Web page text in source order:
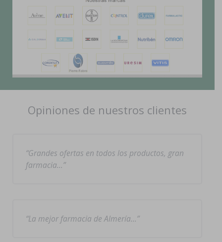
Opiniones de nuestros clientes
Grandes ofertas en todos los productos, gran
farmacia…
La mejor farmacia de Almería…